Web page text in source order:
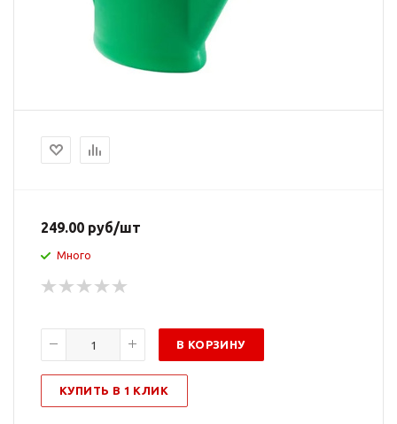
249.00 руб/шт
Много
В КОРЗИНУ
КУПИТЬ В 1 КЛИК